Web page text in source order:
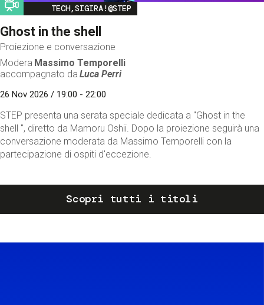
TECH,SIGIRA!@STEP
Ghost in the shell
Proiezione e conversazione
Modera Massimo Temporelli
accompagnato da Luca Perri
26 Nov 2026 / 19:00 - 22:00
STEP presenta una serata speciale dedicata a "Ghost in the
shell ", diretto da Mamoru Oshii. Dopo la proiezione seguirà una
conversazione moderata da Massimo Temporelli con la
partecipazione di ospiti d'eccezione.
Scopri tutti i titoli